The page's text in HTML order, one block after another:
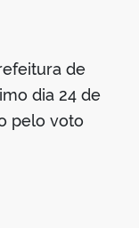
de
dia 24 de
pelo voto